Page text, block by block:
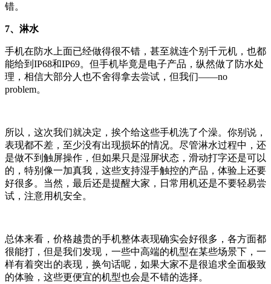
错。
7、淋水
手机在防水上面已经做得很不错，甚至就连个别千元机，也都
能给到IP68和IP69。但手机毕竟是电子产品，纵然做了防水处
理，相信大部分人也不舍得拿去尝试，但我们——no
problem。
所以，这次我们就决定，挨个给这些手机洗了个澡。你别说，
表现都不差，至少没有出现损坏的情况。尽管淋水过程中，还
是做不到触屏操作，但如果只是湿屏状态，滑动打字还是可以
的，特别像一加真我，这些支持湿手触控的产品，体验上还要
好很多。当然，最后还是提醒大家，日常用机还是不要轻易尝
试，注意用机安全。
总体来看，价格越贵的手机整体表现确实会好很多，各方面都
很能打，但是我们发现，一些中高端的机型在某些场景下，一
样有着突出的表现，换句话呢，如果大家不是很追求全面极致
的体验，这些更便宜的机型也会是不错的选择。